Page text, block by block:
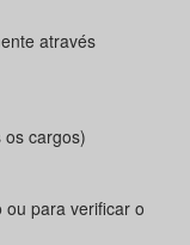
através
cargos)
para verificar o